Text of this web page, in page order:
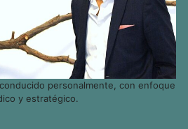
personalmente, con enfoque
y estratégico.